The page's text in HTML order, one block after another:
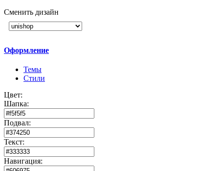
Сменить дизайн
Оформление
Темы
Стили
Цвет:
Шапка:
Подвал:
Текст:
Навигация: